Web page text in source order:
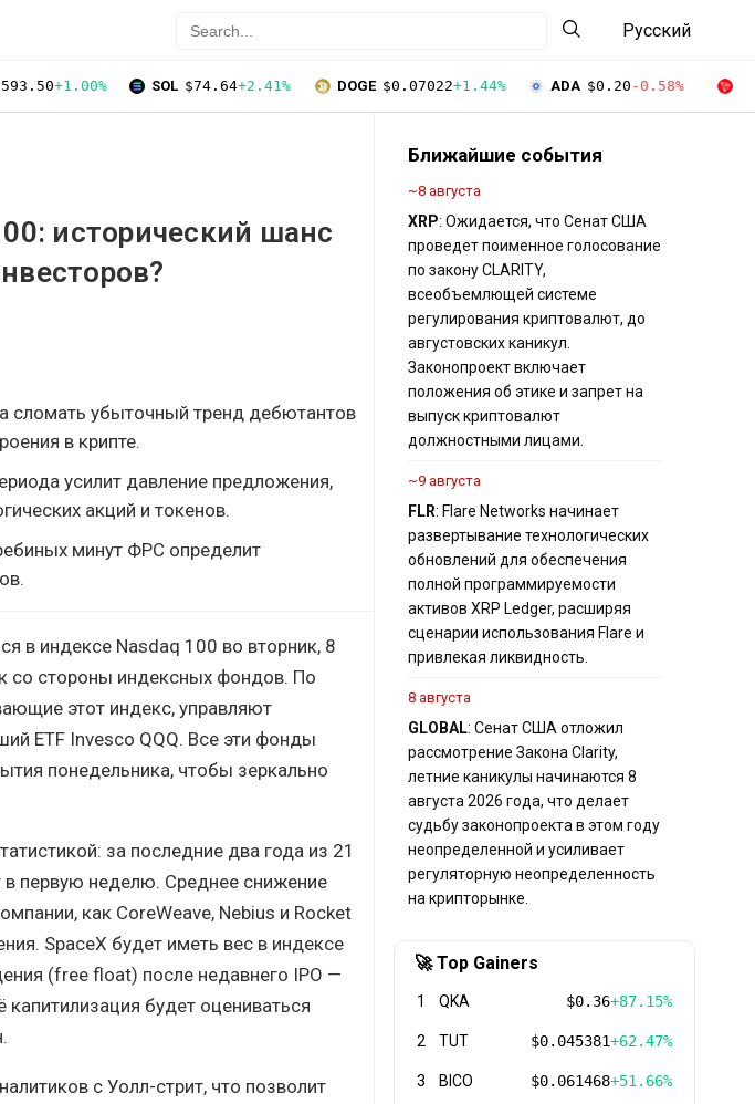
Русский
+1.00% SOL $74.64+2.41% DOGE $0.07022+1.44% ADA $0.20 -0.58%
исторический шанс
сломать убыточный тренд дебютантов
в крипте.
усилит давление предложения,
акций и токенов.
минут ФРС определит
в индексе Nasdaq 100 во вторник, 8
со стороны индексных фондов. По
этот индекс, управляют
ETF Invesco QQQ. Все эти фонды
понедельника, чтобы зеркально
за последние два года из 21
в первую неделю. Среднее снижение
как CoreWeave, Nebius и Rocket
SpaceX будет иметь вес в индексе
(free float) после недавнего IPO —
будет оцениваться
с Уолл-стрит, что позволит
Ближайшие события
~8 августа
XRP: Ожидается, что Сенат США
проведет поименное голосование
по закону CLARITY,
всеобъемлющей системе
регулирования криптовалют, до
августовских каникул.
Законопроект включает
положения об этике и запрет на
выпуск криптовалют
должностными лицами.
~9 августа
FLR: Flare Networks начинает
развертывание технологических
обновлений для обеспечения
полной программируемости
активов XRP Ledger, расширяя
сценарии использования Flare и
привлекая ликвидность.
8 августа
GLOBAL: Сенат США отложил
рассмотрение Закона Clarity,
летние каникулы начинаются 8
августа 2026 года, что делает
судьбу законопроекта в этом году
неопределенной и усиливает
регуляторную неопределенность
на крипторынке.
🚀 Top Gainers
1 QKA $0.36+87.15%
2 TUT $0.045381+62.47%
3 BICO $0.061468+51.66%